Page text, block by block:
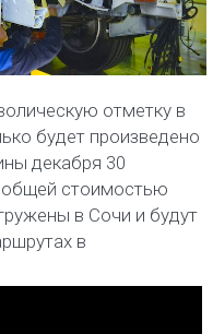
отметку в
будет произведено
декабря 30
общей стоимостью
в Сочи и будут
в